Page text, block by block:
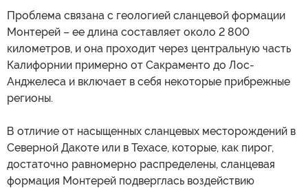
Проблема связана с геологией сланцевой формации
Монтерей – ее длина составляет около 2 800
километров, и она проходит через центральную часть
Калифорнии примерно от Сакраменто до Лос-
Анджелеса и включает в себя некоторые прибрежные
регионы.
В отличие от насыщенных сланцевых месторождений в
Северной Дакоте или в Техасе, которые, как пирог,
достаточно равномерно распределены, сланцевая
формация Монтерей подверглась воздействию